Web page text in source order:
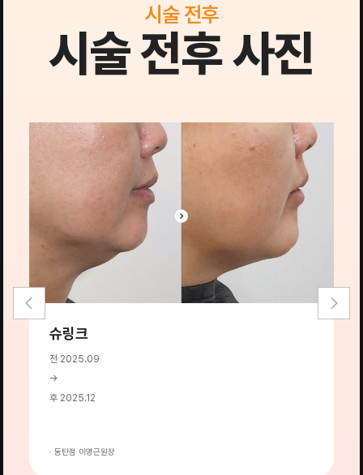
시술 전후
시술 전후 사진
슈링크
전 2025.09
→
후 2025.12
· 동탄점 이영근원장